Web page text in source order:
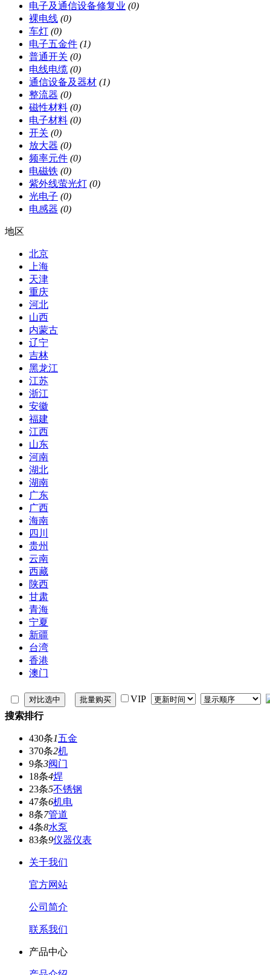
电子及通信设备修复业 (0)
裸电线 (0)
车灯 (0)
电子五金件 (1)
普通开关 (0)
电线电缆 (0)
通信设备及器材 (1)
整流器 (0)
磁性材料 (0)
电子材料 (0)
开关 (0)
放大器 (0)
频率元件 (0)
电磁铁 (0)
紫外线萤光灯 (0)
光电子 (0)
电感器 (0)
地区
北京
上海
天津
重庆
河北
山西
内蒙古
辽宁
吉林
黑龙江
江苏
浙江
安徽
福建
江西
山东
河南
湖北
湖南
广东
广西
海南
四川
贵州
云南
西藏
陕西
甘肃
青海
宁夏
新疆
台湾
香港
澳门
VIP
搜索排行
430条1五金
370条2机
9条3阀门
18条4焊
23条5不锈钢
47条6机电
8条7管道
4条8水泵
83条9仪器仪表
关于我们
官方网站
公司简介
联系我们
产品中心